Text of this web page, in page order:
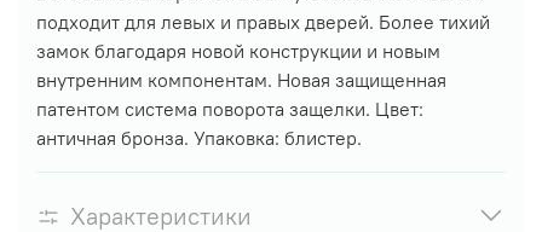
подходит для левых и правых дверей. Более тихий
замок благодаря новой конструкции и новым
внутренним компонентам. Новая защищенная
патентом система поворота защелки. Цвет:
античная бронза. Упаковка: блистер.
Характеристики